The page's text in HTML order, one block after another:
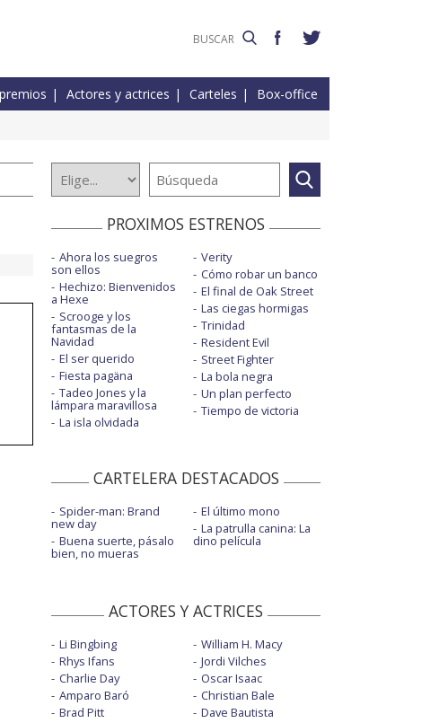
Actores y actrices Carteles Box-office
PROXIMOS ESTRENOS
Ahora los suegros
son ellos
Hechizo: Bienvenidos
a Hexe
Scrooge y los
fantasmas de la
Navidad
El ser querido
Fiesta pagäna
Tadeo Jones y la
lámpara maravillosa
La isla olvidada
Verity
Cómo robar un banco
El final de Oak Street
Las ciegas hormigas
Trinidad
Resident Evil
Street Fighter
La bola negra
Un plan perfecto
Tiempo de victoria
CARTELERA DESTACADOS
Spider-man: Brand
new day
Buena suerte, pásalo
bien, no mueras
El último mono
La patrulla canina: La
dino película
ACTORES Y ACTRICES
Li Bingbing
Rhys Ifans
Charlie Day
Amparo Baró
Brad Pitt
William H. Macy
Jordi Vilches
Oscar Isaac
Christian Bale
Dave Bautista